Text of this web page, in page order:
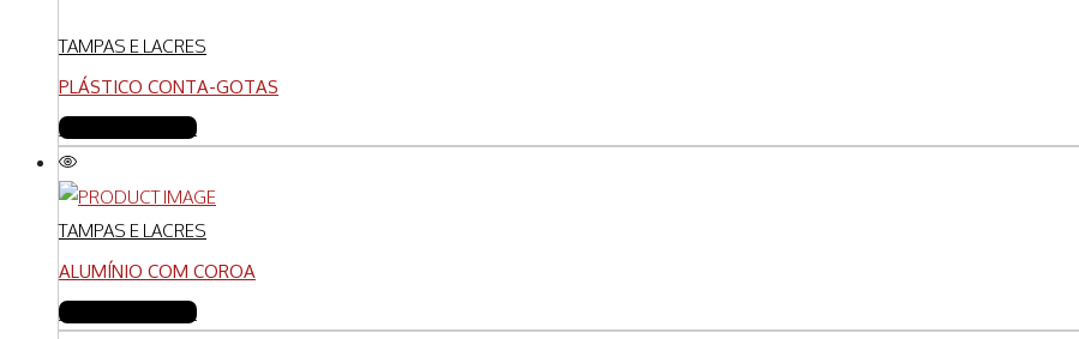
TAMPAS E LACRES
PLÁSTICO CONTA-GOTAS
FAZER COTAÇÃO
TAMPAS E LACRES
ALUMÍNIO COM COROA
FAZER COTAÇÃO